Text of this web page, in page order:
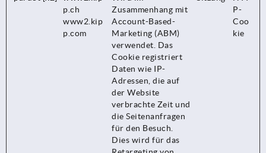
p.ch
www2.kip
p.com
Zusammenhang mit
Account-Based-
Marketing (ABM)
verwendet. Das
Cookie registriert
Daten wie IP-
Adressen, die auf
der Website
verbrachte Zeit und
die Seitenanfragen
für den Besuch.
Dies wird für das
P-
Coo
kie